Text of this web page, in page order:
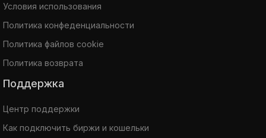
Условия использования
Политика конфеденциальности
Политика файлов cookie
Политика возврата
Поддержка
Центр поддержки
Как подключить биржи и кошельки